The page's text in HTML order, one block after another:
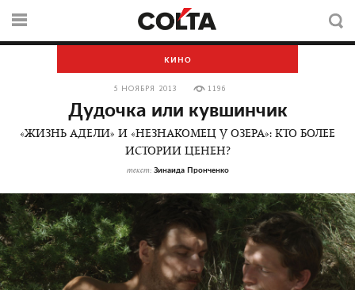
КИНО
5 НОЯБРЯ 2013 1196
Дудочка или кувшинчик
«ЖИЗНЬ АДЕЛИ» И «НЕЗНАКОМЕЦ У ОЗЕРА»: КТО БОЛЕЕ
ИСТОРИИ ЦЕНЕН?
текст: Зинаида Пронченко